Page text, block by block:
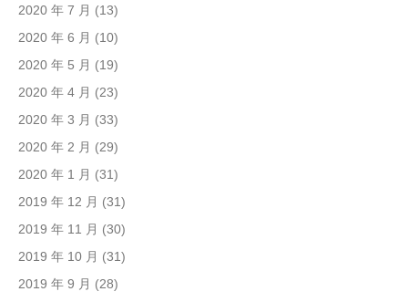
2020 年 7 月 (13)
2020 年 6 月 (10)
2020 年 5 月 (19)
2020 年 4 月 (23)
2020 年 3 月 (33)
2020 年 2 月 (29)
2020 年 1 月 (31)
2019 年 12 月 (31)
2019 年 11 月 (30)
2019 年 10 月 (31)
2019 年 9 月 (28)